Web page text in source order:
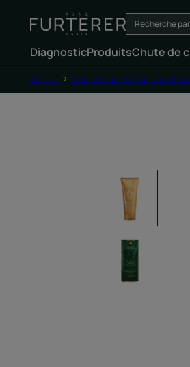
DiagnosticProduitsChute de
Accueil Tous les produits pour vos